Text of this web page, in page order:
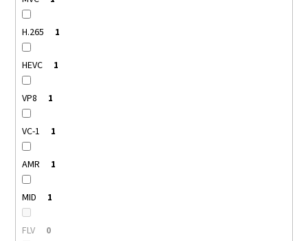
H.265 1
HEVC 1
VP8 1
VC-1 1
AMR 1
MID 1
FLV 0